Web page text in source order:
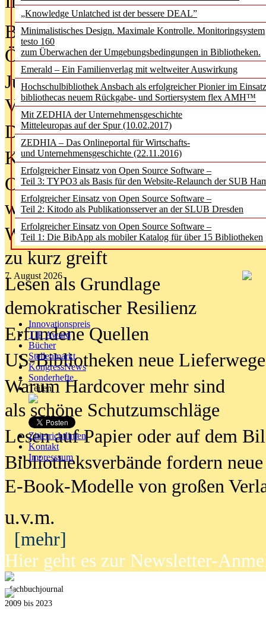
„Knowledge Unlatched ist der bessere DEAL”
Minimalistisches Design. Maximale Kontrolle. Monitoringsystem
testo 160
zum Überwachen der Umgebungsbedingungen in Bibliotheken.
Emerald – Ein Familienverlag mit weltweiter Auswirkung
Hochschulbibliothek Ansbach als erfolgreicher Pionier im
bibliothecas neuem Rückgabe- und Sortiersystem flex AMH™
Mit ZEDHIA der Unternehmensgeschichte
Mitteleuropas auf der Spur (10.02.2017)
ZEDHIA – Das Onlineportal für Wirtschafts-
und Unternehmensgeschichte (22.11.2016)
Erfolgreicher Einsatz von Open Source Software –
Teil 3: TYPO3 als Basis für den Website-Relaunch der SUB
Erfolgreicher Einsatz von Open Source Software –
Teil 2: Kitodo als Publikationsserver an der SLUB Dresden
Erfolgreicher Einsatz von Open Source Software –
Teil 1: Die BibApp als mobiler Katalog für über 15 Bibliotheken
7. August 2026
Innovationspreis
TIP Award
Bücher
Stellenmarkt
KongressNews
Sonderhefte
Teilen
Zitierrichtlinien
Kontakt
Impresssum
Bürgerforum fordert mehr
Öffentlichkeit
Jugendliche wollen besseren
Verbote
Digitale Langzeit­archi­vierung
KI-Chatbots werden Teil der
Offene Infrastrukturen für
wissenschaftliche
Warum die Debatte über KI-Texte
zu kurz greift
Lesen als Grundlage
demokratischer Resilienz
Erfundene Quellen
US-Bibliotheken neue Lieferwege
Warum Hardcover mehr sind
als schöne Schutzumschläge
Lesen auf Papier oder auf dem
Bibliotheksverbände fordern neue
E-Book-Modelle von großen
u.v.m.
[mehr]
Hier geht es zur Newsletter-
fachbuchjournal
2009 bis 2023